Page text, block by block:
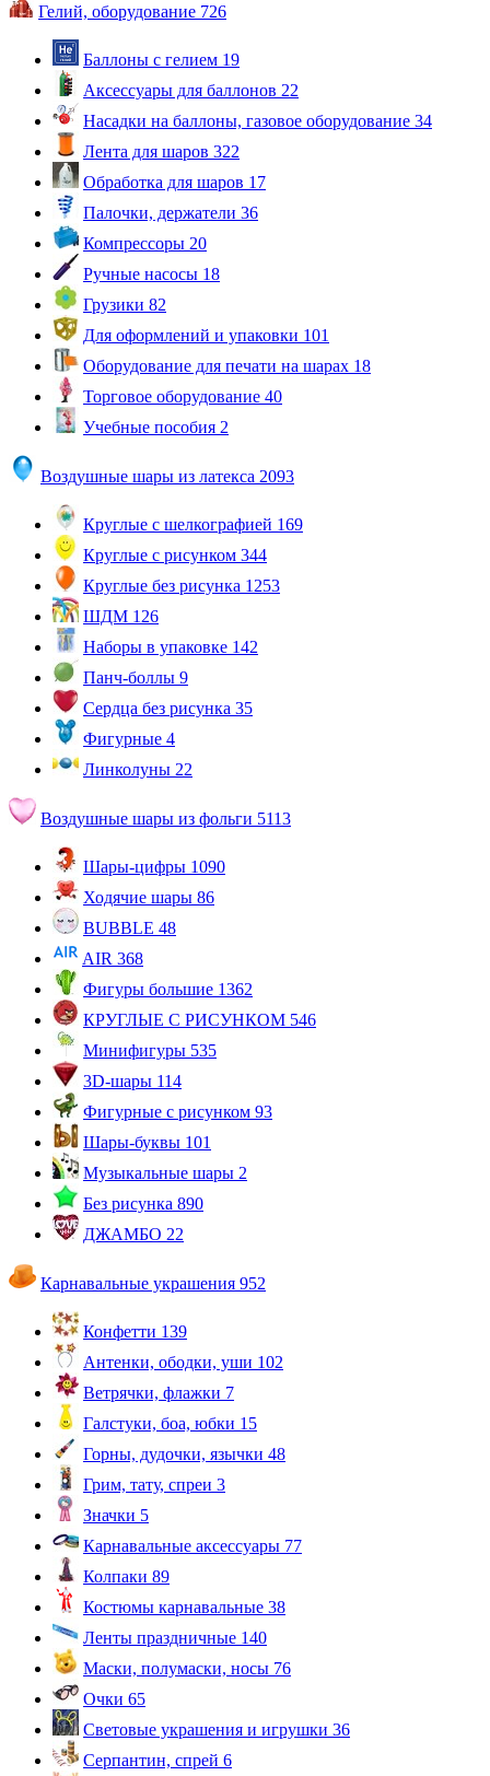
Гелий, оборудование 726
Баллоны с гелием 19
Аксессуары для баллонов 22
Насадки на баллоны, газовое оборудование 34
Лента для шаров 322
Обработка для шаров 17
Палочки, держатели 36
Компрессоры 20
Ручные насосы 18
Грузики 82
Для оформлений и упаковки 101
Оборудование для печати на шарах 18
Торговое оборудование 40
Учебные пособия 2
Воздушные шары из латекса 2093
Круглые с шелкографией 169
Круглые с рисунком 344
Круглые без рисунка 1253
ШДМ 126
Наборы в упаковке 142
Панч-боллы 9
Сердца без рисунка 35
Фигурные 4
Линколуны 22
Воздушные шары из фольги 5113
Шары-цифры 1090
Ходячие шары 86
BUBBLE 48
AIR 368
Фигуры большие 1362
КРУГЛЫЕ С РИСУНКОМ 546
Минифигуры 535
3D-шары 114
Фигурные с рисунком 93
Шары-буквы 101
Музыкальные шары 2
Без рисунка 890
ДЖАМБО 22
Карнавальные украшения 952
Конфетти 139
Антенки, ободки, уши 102
Ветрячки, флажки 7
Галстуки, боа, юбки 15
Горны, дудочки, язычки 48
Грим, тату, спреи 3
Значки 5
Карнавальные аксессуары 77
Колпаки 89
Костюмы карнавальные 38
Ленты праздничные 140
Маски, полумаски, носы 76
Очки 65
Световые украшения и игрушки 36
Серпантин, спрей 6